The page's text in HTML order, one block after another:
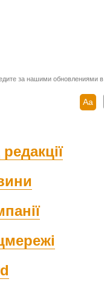
за нашими обновлениями в
Aa